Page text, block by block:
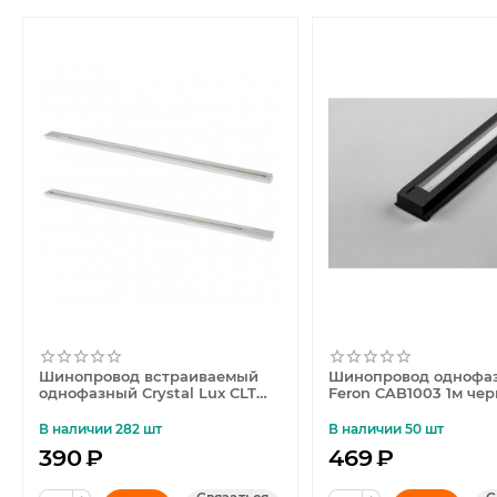
Шинопровод встраиваемый
однофазный Crystal Lux CLT
В наличии 282 шт
390₽
Шинопровод
Feron CAB1003 1м
В наличии 50 шт
469₽